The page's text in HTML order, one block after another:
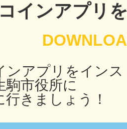
インアプリ
ンアプリをイン
駒市役所に
きましょう！
八尾
鎌倉